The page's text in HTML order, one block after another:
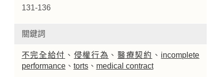
131-136
關鍵詞
不完全給付 、 侵權行為 、 醫療契約 、 incomplete
performance、 torts、 medical contract